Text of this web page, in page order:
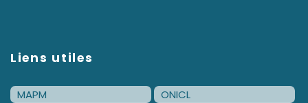
Liens utiles
MAPM
ONICL